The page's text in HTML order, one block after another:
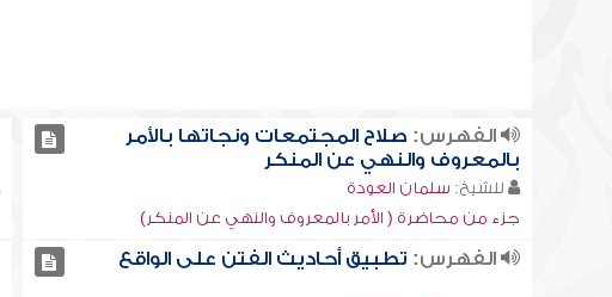
الفهرس: صلاح المجتمعات ونجاتها بالأمر
بالمعروف والنهي عن المنكر
للشيخ: سلمان العودة
جزء من محاضرة ( الأمر بالمعروف والنهي عن المنكر)
الفهرس: تطبيق أحاديث الفتن على الواقع